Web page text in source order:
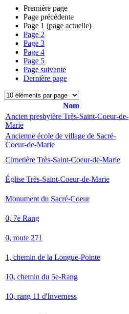
Première page
Page précédente
Page 1 (page actuelle)
Page 2
Page 3
Page 4
Page 5
Page suivante
Dernière page
Nom
Ancien presbytère Très-Saint-Coeur-de-
Marie
Ancienne école de village de Sacré-
Coeur-de-Marie
Cimetière Très-Saint-Coeur-de-Marie
Église Très-Saint-Coeur-de-Marie
Monument du Sacré-Coeur
0, 7e Rang
0, route 271
1, chemin de la Longue-Pointe
10, chemin du 5e-Rang
10, rang 11 d'Inverness